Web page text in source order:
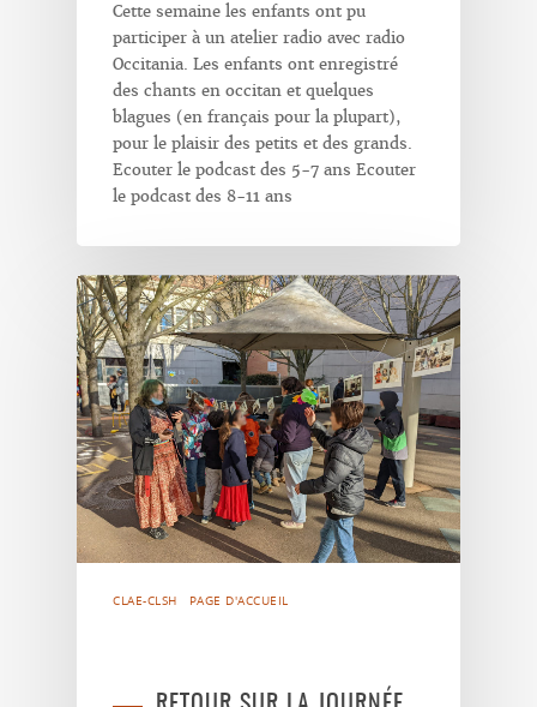
Cette semaine les enfants ont pu
participer à un atelier radio avec radio
Occitania. Les enfants ont enregistré
des chants en occitan et quelques
blagues (en français pour la plupart),
pour le plaisir des petits et des grands.
Ecouter le podcast des 5-7 ans Ecouter
le podcast des 8-11 ans
CLAE-CLSH PAGE D'ACCUEIL